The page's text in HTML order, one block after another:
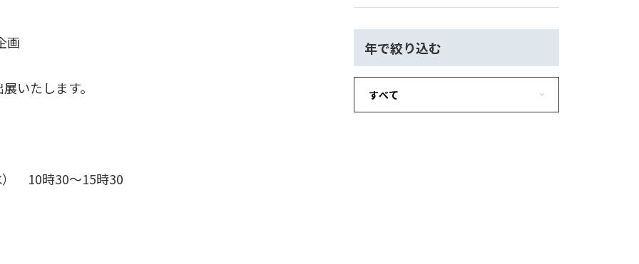
画
いたします。
） 10時30～15時30
年で絞り込む